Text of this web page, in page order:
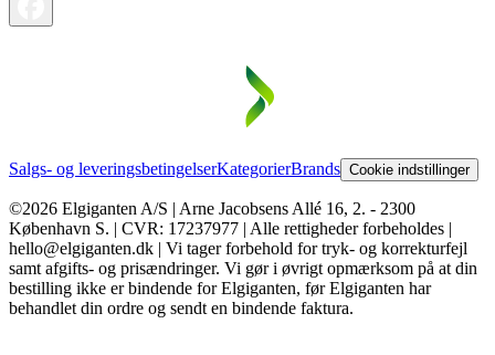
Salgs- og leveringsbetingelserKategorierBrands Cookie indstillinger
©2026 Elgiganten A/S | Arne Jacobsens Allé 16, 2. - 2300
København S. | CVR: 17237977 | Alle rettigheder forbeholdes |
hello@elgiganten.dk | Vi tager forbehold for tryk- og korrekturfejl
samt afgifts- og prisændringer. Vi gør i øvrigt opmærksom på at din
bestilling ikke er bindende for Elgiganten, før Elgiganten har
behandlet din ordre og sendt en bindende faktura.